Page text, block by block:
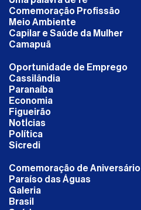
Comemoração Profissão
Meio Ambiente
Capilar e Saúde da Mulher
Camapuã
Oportunidade de Emprego
Cassilândia
Paranaíba
Economia
Figueirão
NotÍcias
Política
Sicredi
Comemoração de Aniversário
Paraíso das Águas
Galeria
Brasil